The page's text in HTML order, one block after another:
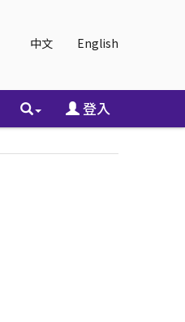
中文 English
登入